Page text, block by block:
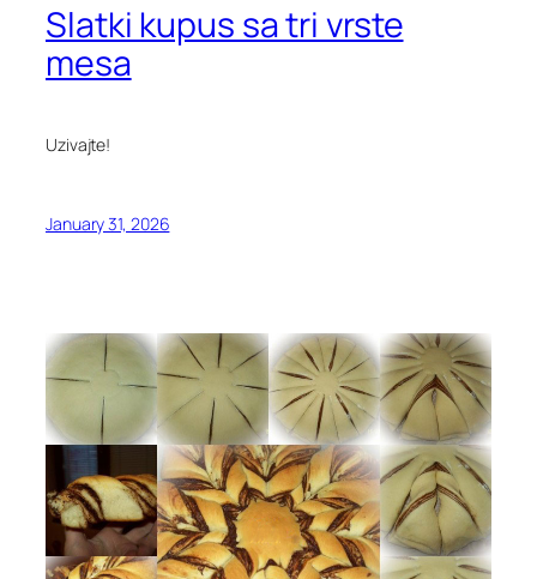
Slatki kupus sa tri vrste
mesa
Uzivajte!
January 31, 2026